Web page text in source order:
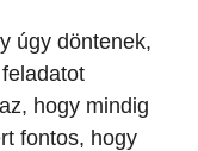
úgy döntenek,
hogy mindig
fontos, hogy